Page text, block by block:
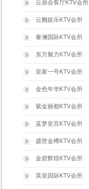
云鼎会客厅KTV会所
云阙娱乐KTV会所
奢澜国际KTV会所
东方魅力KTV会所
皇家一号KTV会所
金色年华KTV会所
紫金丽都KTV会所
蓝梦皇宫KTV会所
盛世金樽KTV会所
金碧辉煌KTV会所
英皇国际KTV会所